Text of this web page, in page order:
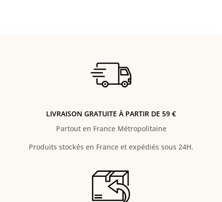
LIVRAISON GRATUITE À PARTIR DE 59 €
Partout en France Métropolitaine
Produits stockés en France et expédiés sous 24H.